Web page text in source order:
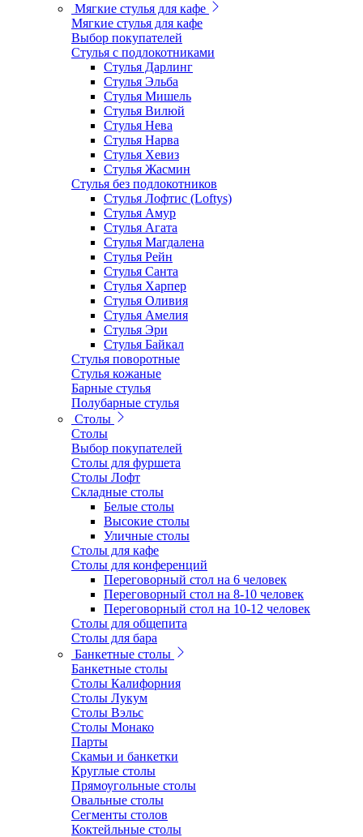
Мягкие стулья для кафе
Мягкие стулья для кафе
Выбор покупателей
Стулья с подлокотниками
Стулья Дарлинг
Стулья Эльба
Стулья Мишель
Стулья Вилюй
Стулья Нева
Стулья Нарва
Стулья Хевиз
Стулья Жасмин
Стулья без подлокотников
Стулья Лофтис (Loftys)
Стулья Амур
Стулья Агата
Стулья Магдалена
Стулья Рейн
Стулья Санта
Стулья Харпер
Стулья Оливия
Стулья Амелия
Стулья Эри
Стулья Байкал
Стулья поворотные
Стулья кожаные
Барные стулья
Полубарные стулья
Столы
Столы
Выбор покупателей
Столы для фуршета
Столы Лофт
Складные столы
Белые столы
Высокие столы
Уличные столы
Столы для кафе
Столы для конференций
Переговорный стол на 6 человек
Переговорный стол на 8-10 человек
Переговорный стол на 10-12 человек
Столы для общепита
Столы для бара
Банкетные столы
Банкетные столы
Столы Калифорния
Столы Лукум
Столы Вэльс
Столы Монако
Парты
Скамьи и банкетки
Круглые столы
Прямоугольные столы
Овальные столы
Сегменты столов
Коктейльные столы